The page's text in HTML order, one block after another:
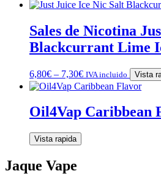
Sales de Nicotina
Blackcurrant Lime
6,80€ – 7,30€ IVA incluido Vista
Oil4Vap Caribbean
Vista rapida
Jaque Vape